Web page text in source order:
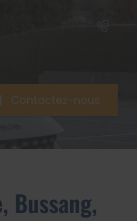
Contactez-nous
Bussang,